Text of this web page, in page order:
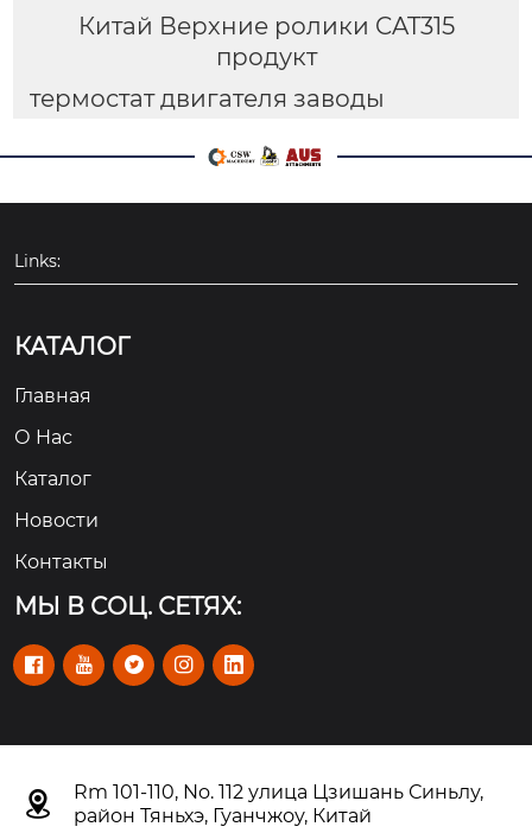
Китай Верхние ролики CAT315
продукт
термостат двигателя заводы
Links:
КАТАЛОГ
Главная
О Hас
Каталог
Новости
Контакты
МЫ В СОЦ. СЕТЯХ:
    

Rm 101-110, No. 112 улица Цзишань Синьлу,
район Тяньхэ, Гуанчжоу, Китай